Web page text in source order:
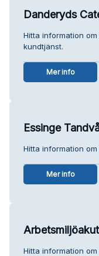
Danderyds
Hitta information
kundtjänst.
Mer info
Essinge
Hitta information
Mer info
Hitta information